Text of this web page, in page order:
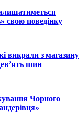
свою поведінку
викрали з магазину
шин
Чорного